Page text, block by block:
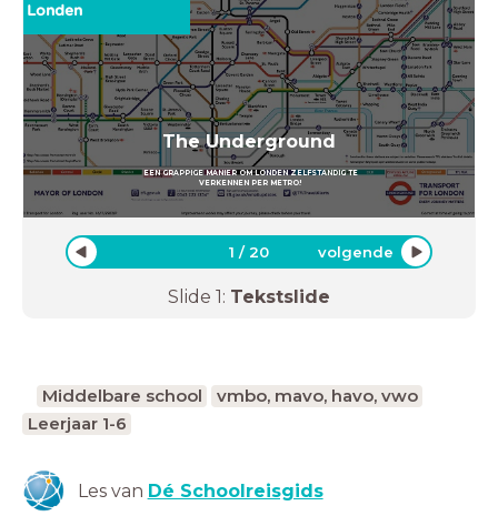
Londen
The Underground
EEN GRAPPIGE MANIER OM LONDEN ZELFSTANDIG TE
VERKENNEN PER METRO!
1 /20 volgende
Slide 1: Tekstslide
Middelbare school
vmbo, mavo, havo, vwo
Leerjaar 1-6
Les van Dé Schoolreisgids